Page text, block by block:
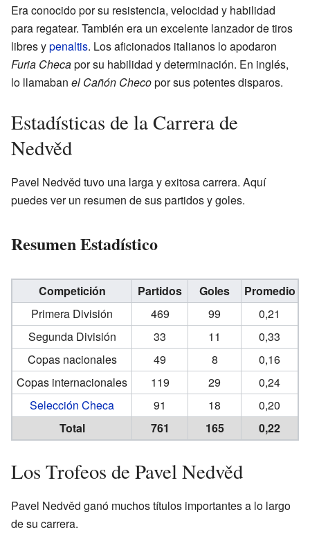
Era conocido por su resistencia, velocidad y habilidad
para regatear. También era un excelente lanzador de tiros
libres ypenaltis. Los aficionados italianos lo apodaron
Furia Checapor su habilidad y determinación. En inglés,
lo llamaban el Cañón Checopor sus potentes disparos.
Estadísticas de la Carrera de
Nedvěd
Pavel Nedvěd tuvo una larga y exitosa carrera. Aquí
puedes ver un resumen de sus partidos y goles.
Resumen Estadístico
Competición Partidos Goles
Promedio
Primera División
469 99
0,21
Segunda División
33 11
0,33
Copas nacionales
49 8
0,16
Copas internacionales
119 29
0,24
Selección Checa
91 18
0,20
Total
761 165 0,22
Los Trofeos de Pavel Nedvěd
Pavel Nedvěd ganó muchos títulos importantes a lo largo
de su carrera.